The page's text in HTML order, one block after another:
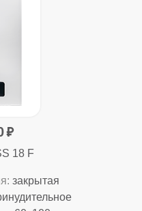
18 F
закрытая